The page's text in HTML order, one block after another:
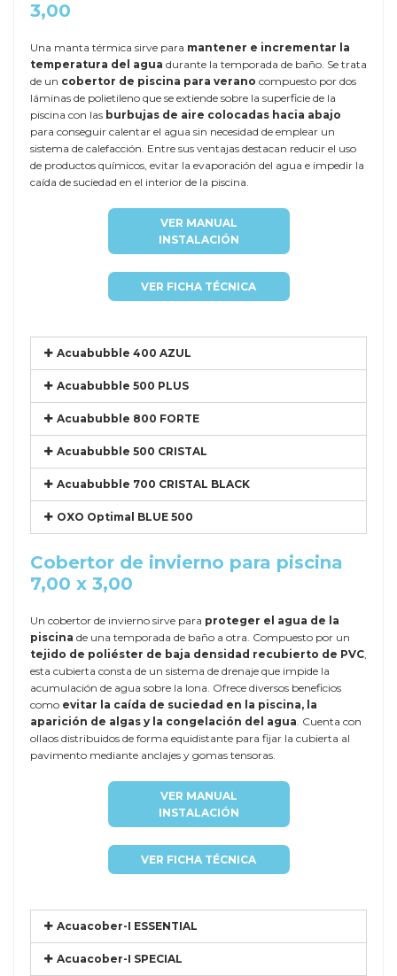
3,00
Una manta térmica sirve para mantener e incrementar la
temperatura del agua durante la temporada de baño. Se trata
de un cobertor de piscina para verano compuesto por dos
láminas de polietileno que se extiende sobre la superficie de la
piscina con las burbujas de aire colocadas hacia abajo
para conseguir calentar el agua sin necesidad de emplear un
sistema de calefacción. Entre sus ventajas destacan reducir el uso
de productos químicos, evitar la evaporación del agua e impedir la
caída de suciedad en el interior de la piscina.
VER MANUAL
INSTALACIÓN
VER FICHA TÉCNICA
Acuabubble 400 AZUL
Acuabubble 500 PLUS
Acuabubble 800 FORTE
Acuabubble 500 CRISTAL
Acuabubble 700 CRISTAL BLACK
OXO Optimal BLUE 500
Cobertor de invierno para piscina
7,00 x 3,00
Un cobertor de invierno sirve para proteger el agua de la
piscina de una temporada de baño a otra. Compuesto por un
tejido de poliéster de baja densidad recubierto de PVC,
esta cubierta consta de un sistema de drenaje que impide la
acumulación de agua sobre la lona. Ofrece diversos beneficios
como evitar la caída de suciedad en la piscina, la
aparición de algas y la congelación del agua. Cuenta con
ollaos distribuidos de forma equidistante para fijar la cubierta al
pavimento mediante anclajes y gomas tensoras.
VER MANUAL
INSTALACIÓN
VER FICHA TÉCNICA
Acuacober-I ESSENTIAL
Acuacober-I SPECIAL